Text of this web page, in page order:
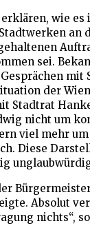
wie es
an
sei.
mit
der
Stadtrat
nicht um
viel mehr
Diese
Absolut
nichts“,